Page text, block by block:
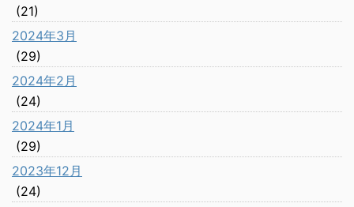
(21)
2024年3月
(29)
2024年2月
(24)
2024年1月
(29)
2023年12月
(24)